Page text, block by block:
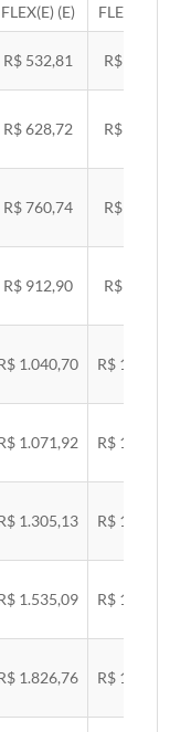
FLEX(E) (E)
FLEX(Q) (A)
R$ 532,81 R$ 549,06
R$ 628,72 R$ 647,89
R$ 760,74 R$ 783,94
R$ 912,90 R$ 940,74
1.040,70 R$ 1.072,43
1.071,92 R$ 1.104,60
1.305,13 R$ 1.344,92
1.535,09 R$ 1.581,89
1.826,76 R$ 1.882,45